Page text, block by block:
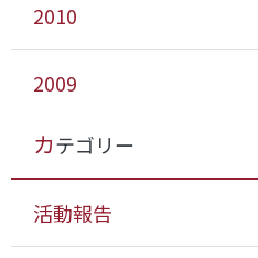
2010
2009
カテゴリー
活動報告